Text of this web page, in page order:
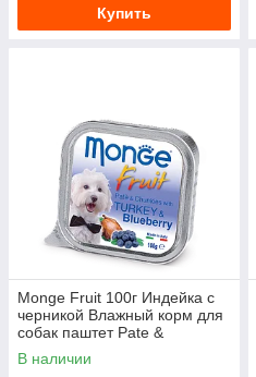
Купить
Monge Fruit 100г Индейка с
черникой Влажный корм для
собак паштет Pate &
Chunkies with Turkey &
Blueberry
В наличии